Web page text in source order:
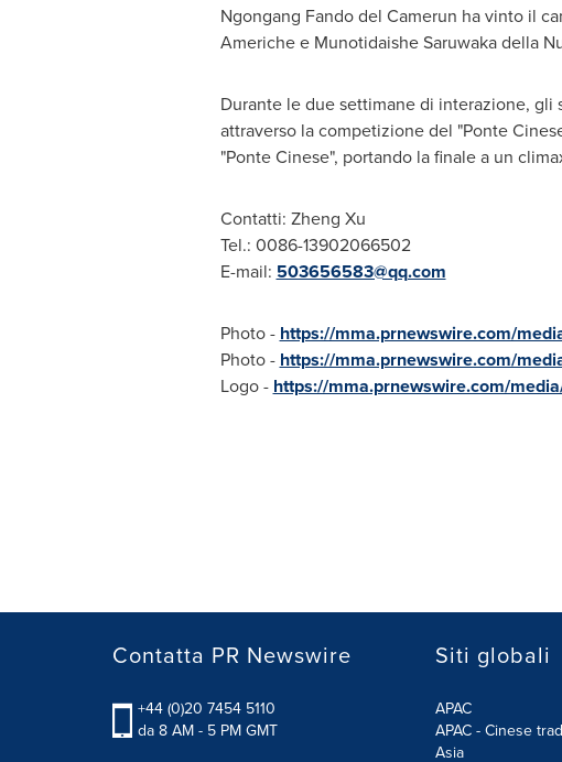
Ngongang Fando del Camerun ha vinto il
Americhe e Munotidaishe Saruwaka della
Durante le due settimane di interazione,
attraverso la competizione del "Ponte
"Ponte Cinese", portando la finale a un
Contatti: Zheng Xu
Tel.: 0086-13902066502
E-mail: 503656583@qq.com
Photo - https://mma.prnewswire.com/
Photo - https://mma.prnewswire.com/
Logo - https://mma.prnewswire.com/
Contatta PR Newswire
+44 (0)20 7454 5110
da 8 AM - 5 PM GMT
Siti globali
APAC
APAC - Cinese
Asia